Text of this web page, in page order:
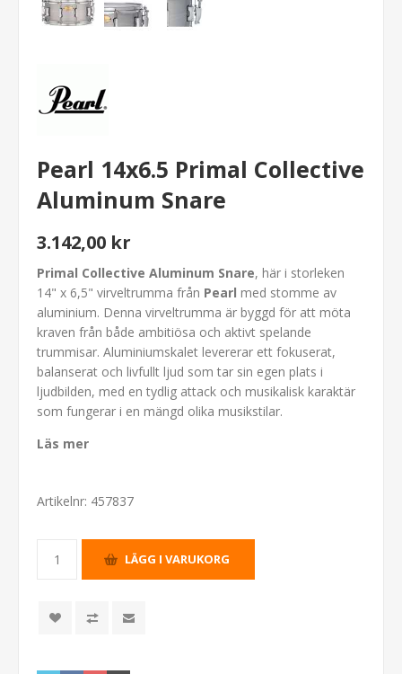
Pearl 14x6.5 Primal Collective
Aluminum Snare
3.142,00 kr
Primal Collective Aluminum Snare, här i storleken
14" x 6,5" virveltrumma från Pearl med stomme av
aluminium. Denna virveltrumma är byggd för att möta
kraven från både ambitiösa och aktivt spelande
trummisar. Aluminiumskalet levererar ett fokuserat,
balanserat och livfullt ljud som tar sin egen plats i
ljudbilden, med en tydlig attack och musikalisk karaktär
som fungerar i en mängd olika musikstilar.
Läs mer
Artikelnr: 457837